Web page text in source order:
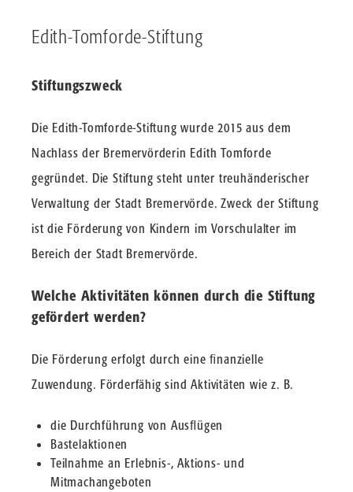
Edith-Tomforde-Stiftung
Stiftungszweck
Die Edith-Tomforde-Stiftung wurde 2015 aus dem
Nachlass der Bremervörderin Edith Tomforde
gegründet. Die Stiftung steht unter treuhänderischer
Verwaltung der Stadt Bremervörde. Zweck der Stiftung
ist die Förderung von Kindern im Vorschulalter im
Bereich der Stadt Bremervörde.
Welche Aktivitäten können durch die Stiftung
gefördert werden?
Die Förderung erfolgt durch eine ﬁnanzielle
Zuwendung. Förderfähig sind Aktivitäten wie z. B.
die Durchführung von Ausﬂügen
Bastelaktionen
Teilnahme an Erlebnis-, Aktions- und
Mitmachangeboten